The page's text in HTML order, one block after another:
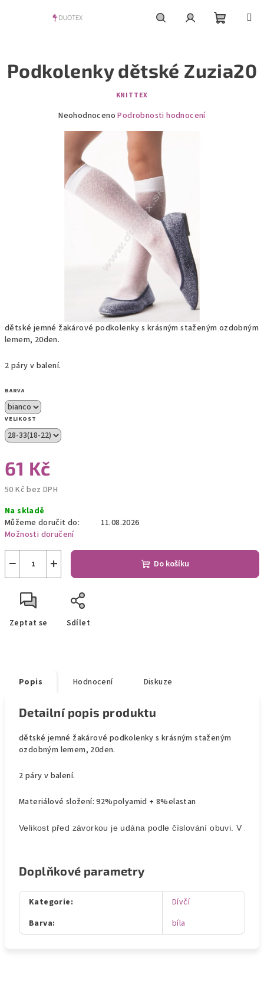
košík
dětské jemné žakárové podkolenky s krásným staženým ozdobným
lemem, 20den.
2 páry v balení.
BARVA
VELIKOST
61 Kč
50 Kč bez DPH
cena:
Na skladě
Můžeme doručit do:
11.08.2026
Možnosti doručení
+
− Do košíku
Zeptat se Sdílet
Podkolenky dětské Zuzia20
KNITTEX
Průměrné
produktu
hvězdiček.
Neohodnoceno Podrobnosti hodnocení
Popis Hodnocení Diskuze
Detailní popis produktu
dětské jemné žakárové podkolenky s krásným staženým
ozdobným lemem, 20den.
2 páry v balení.
Materiálové složení: 92%polyamid + 8%elastan
Velikost před závorkou je udána podle číslování obuvi. V
Doplňkové parametry
Kategorie:
Dívčí
Barva: bíla